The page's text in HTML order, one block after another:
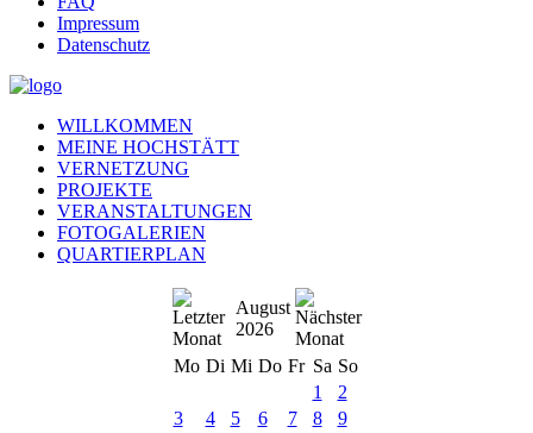
Impressum
Datenschutz
WILLKOMMEN
MEINE HOCHSTÄTT
VERNETZUNG
PROJEKTE
VERANSTALTUNGEN
FOTOGALERIEN
QUARTIERPLAN
August
2026
Mo Di Mi Do Fr Sa So
1
2
3
4 5 6 7 8
9